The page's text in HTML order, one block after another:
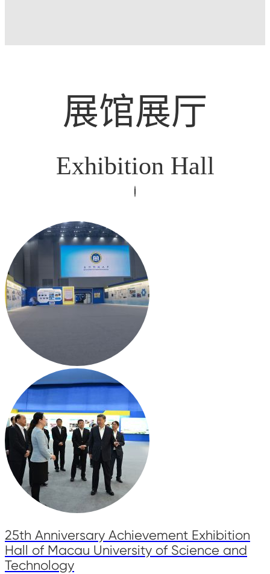
展馆展厅
Exhibition Hall
25th Anniversary Achievement Exhibition
Hall of Macau University of Science and
Technology